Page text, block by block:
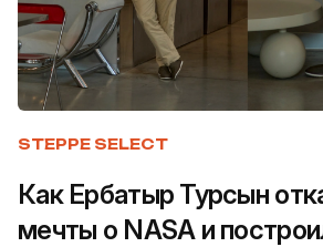
STEPPE SELECT
Как Ербатыр Турсын
мечты о NASA и